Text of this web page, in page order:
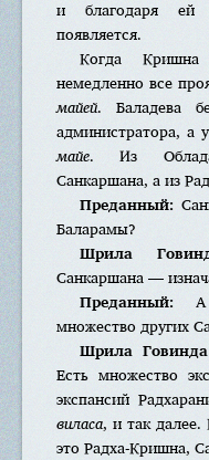
и благодаря ей
появляется.
Когда
немедленно все
майей. Баладева
администратора, а
майе. Из
Санкаршана, а из
Преданный:
Баларамы?
Шрила
Санкаршана —
Преданный: А
множество других
Шрила
Есть множество
экспансий
виласа, и так
это Радха-Кришна,